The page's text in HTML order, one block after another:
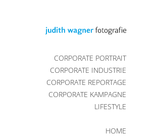
CORPORATE PORTRAIT
CORPORATE INDUSTRIE
CORPORATE REPORTAGE
CORPORATE KAMPAGNE
LIFESTYLE
HOME